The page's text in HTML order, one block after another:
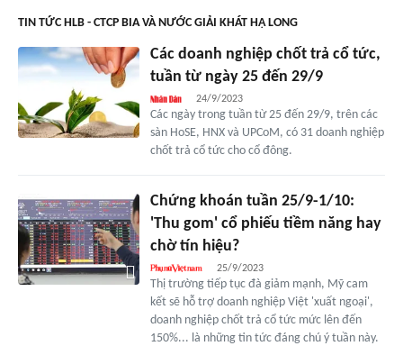
TIN TỨC HLB - CTCP BIA VÀ NƯỚC GIẢI KHÁT HẠ LONG
Các doanh nghiệp chốt trả cổ tức,
tuần từ ngày 25 đến 29/9
24/9/2023
Các ngày trong tuần từ 25 đến 29/9, trên các
sàn HoSE, HNX và UPCoM, có 31 doanh nghiệp
chốt trả cổ tức cho cổ đông.
Chứng khoán tuần 25/9-1/10:
'Thu gom' cổ phiếu tiềm năng hay
chờ tín hiệu?
25/9/2023
Thị trường tiếp tục đà giảm mạnh, Mỹ cam
kết sẽ hỗ trợ doanh nghiệp Việt 'xuất ngoại',
doanh nghiệp chốt trả cổ tức mức lên đến
150%... là những tin tức đáng chú ý tuần này.